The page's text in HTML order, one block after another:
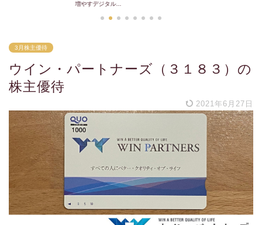
増やすデジタル...
3月株主優待
ウイン・パートナーズ（３１８３）の
株主優待
2021年6月27日